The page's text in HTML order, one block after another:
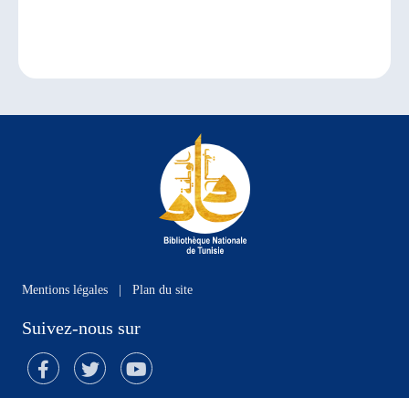
Mentions légales Plan du site
Suivez-nous sur